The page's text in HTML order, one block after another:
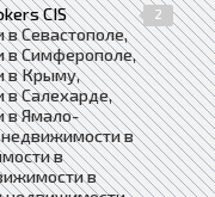
CIS
2
Севастополе,
в Симферополе,
в Крыму,
в Салехарде,
в Ямало-
в
в
в